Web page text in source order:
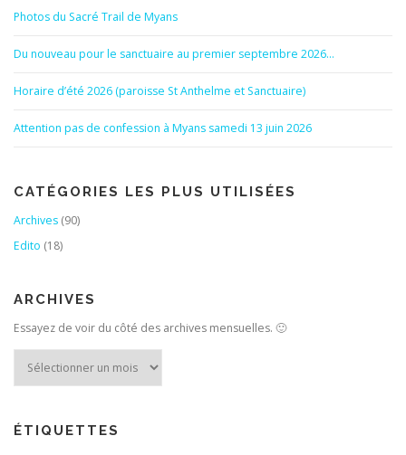
Photos du Sacré Trail de Myans
Du nouveau pour le sanctuaire au premier septembre 2026…
Horaire d’été 2026 (paroisse St Anthelme et Sanctuaire)
Attention pas de confession à Myans samedi 13 juin 2026
CATÉGORIES LES PLUS UTILISÉES
Archives (90)
Edito (18)
ARCHIVES
Essayez de voir du côté des archives mensuelles. 🙂
ÉTIQUETTES